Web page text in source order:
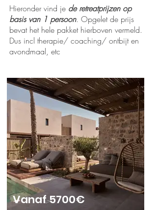
Vanaf 4900€
Hieronder vind je de retreatprijzen op
basis van 1 persoon. Opgelet de prijs
bevat het hele pakket hierboven vermeld.
Dus incl therapie/ coaching/ ontbijt en
avondmaal, etc
Vanaf 5700€